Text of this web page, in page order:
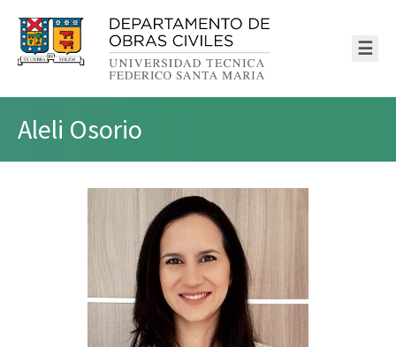
☰
Aleli Osorio